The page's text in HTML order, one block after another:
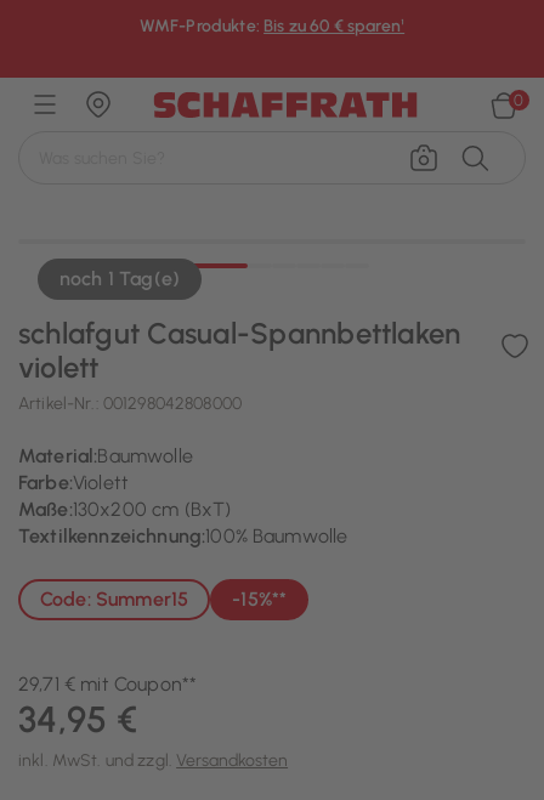
WMF-Produkte: Bis zu 60 € sparen¹
0
noch 1 Tag(e)
schlafgut Casual-Spannbettlaken
violett
Artikel-Nr.: 001298042808000
Material:Baumwolle
Farbe:Violett
Maße:130x200 cm (BxT)
Textilkennzeichnung:100% Baumwolle
Code: Summer15 -15%**
29,71 € mit Coupon**
34,95 €
inkl. MwSt. und zzgl. Versandkosten